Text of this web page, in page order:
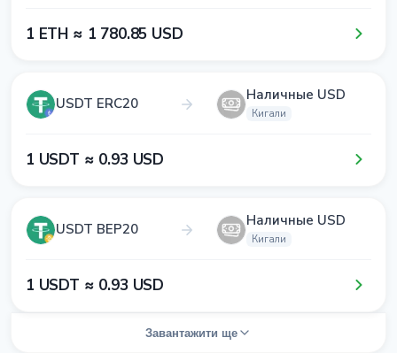
1​ ETH ≈ 1​ 7​8​0​.8​5​ USD
USDT ERC20 Наличные USD
Кигали
1​ USDT ≈ 0​.9​3​ USD
USDT BEP20 Наличные USD
Кигали
1​ USDT ≈ 0​.9​3​ USD
Завантажити ще